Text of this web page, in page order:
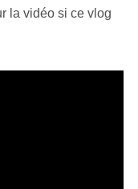
la vidéo si ce vlog